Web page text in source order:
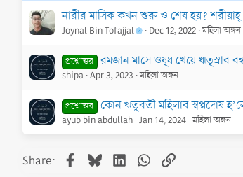
নারীর মাসিক কখন শুরু ও শেষ হয়? শরীয়াহ্
Joynal Bin Tofajjal Dec 12, 2022 মহিলা অঙ্গন
প্রশ্নোত্তর রমজান মাসে ওষুধ খেয়ে ঋতুস্রাব
shipa Apr 3, 2023 মহিলা অঙ্গন
প্রশ্নোত্তর কোন ঋতুবতী মহিলার স্বপ্নদোষ
ayub bin abdullah Jan 14, 2024 মহিলা অঙ্গন
Share: Facebook
BlueskyLinkedInWhatsApp
Link